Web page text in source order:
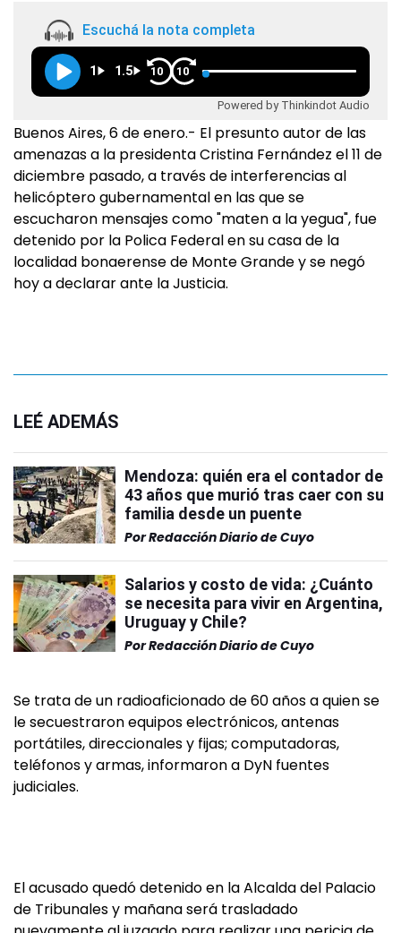
Escuchá la nota completa
1 1.5 10 10
Powered by Thinkindot Audio
Buenos Aires, 6 de enero.- El presunto autor de las
amenazas a la presidenta Cristina Fernández el 11 de
diciembre pasado, a través de interferencias al
helicóptero gubernamental en las que se
escucharon mensajes como "maten a la yegua", fue
detenido por la Polica Federal en su casa de la
localidad bonaerense de Monte Grande y se negó
hoy a declarar ante la Justicia.
LEÉ ADEMÁS
Mendoza: quién era el contador de
43 años que murió tras caer con su
familia desde un puente
PorRedacción Diario de Cuyo
Salarios y costo de vida: ¿Cuánto
se necesita para vivir en Argentina,
Uruguay y Chile?
PorRedacción Diario de Cuyo
Se trata de un radioaficionado de 60 años a quien se
le secuestraron equipos electrónicos, antenas
portátiles, direccionales y fijas; computadoras,
teléfonos y armas, informaron a DyN fuentes
judiciales.
El acusado quedó detenido en la Alcalda del Palacio
de Tribunales y mañana será trasladado